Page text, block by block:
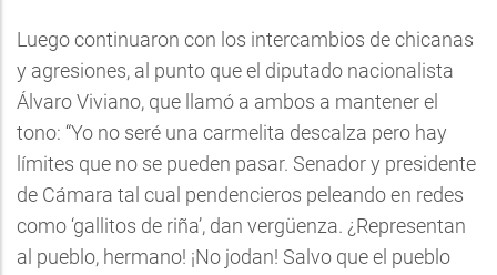
Luego continuaron con los intercambios de chicanas
y agresiones, al punto que el diputado nacionalista
Álvaro Viviano, que llamó a ambos a mantener el
tono: “Yo no seré una carmelita descalza pero hay
límites que no se pueden pasar. Senador y presidente
de Cámara tal cual pendencieros peleando en redes
como ‘gallitos de riña’, dan vergüenza. ¿Representan
al pueblo, hermano! ¡No jodan! Salvo que el pueblo